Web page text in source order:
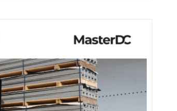
Vaši
IT
infrastrukturu